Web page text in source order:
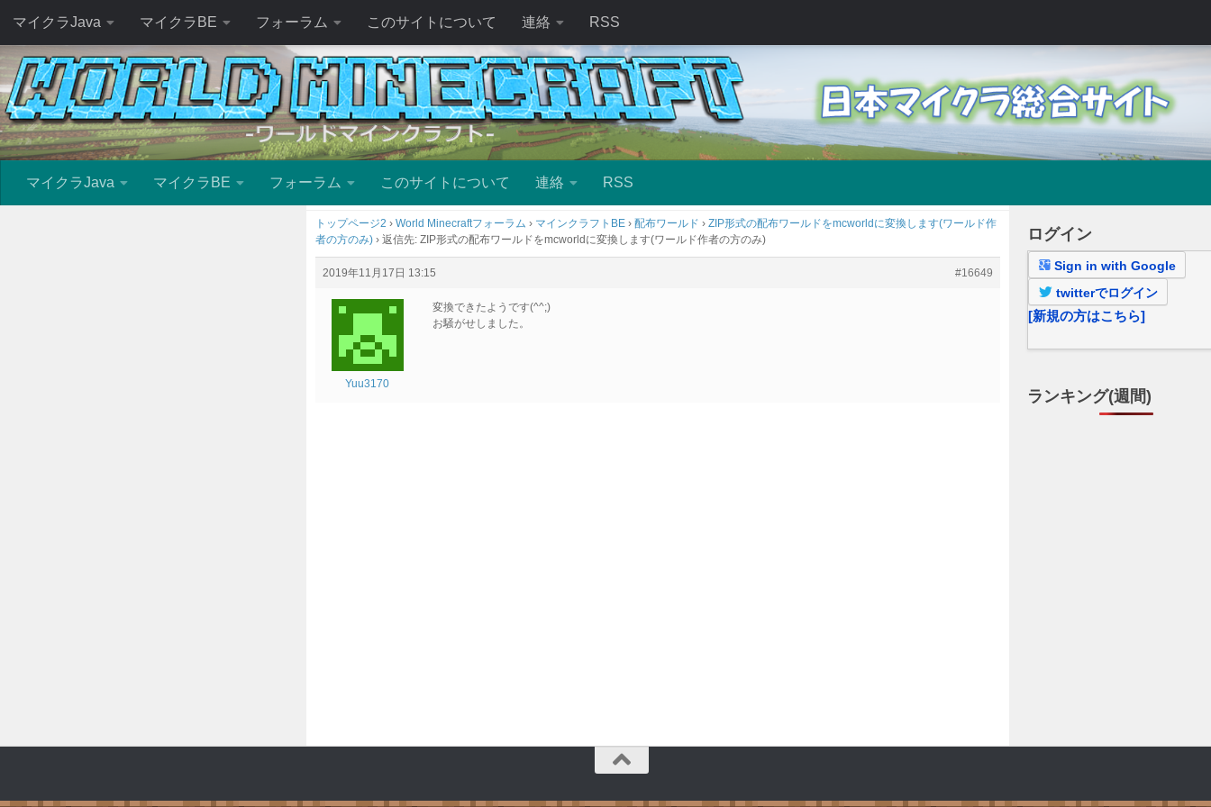
マイクラJava マイクラBE フォーラム このサイトについて 連絡 RSS
マイクラJava マイクラBE フォーラム このサイトについて 連絡 RSS
トップページ2 › World Minecraftフォーラム › マインクラフトBE › 配布ワールド › ZIP形式の配布ワールドをmcworldに変換します(ワールド作
者の方のみ) › 返信先: ZIP形式の配布ワールドをmcworldに変換します(ワールド作者の方のみ)
2019年11月17日 13:15 #16649
Yuu3170
変換できたようです(^^;)
お騒がせしました。
ログイン
Sign in with Google
twitterでログイン
[新規の方はこちら]
ランキング(週間)